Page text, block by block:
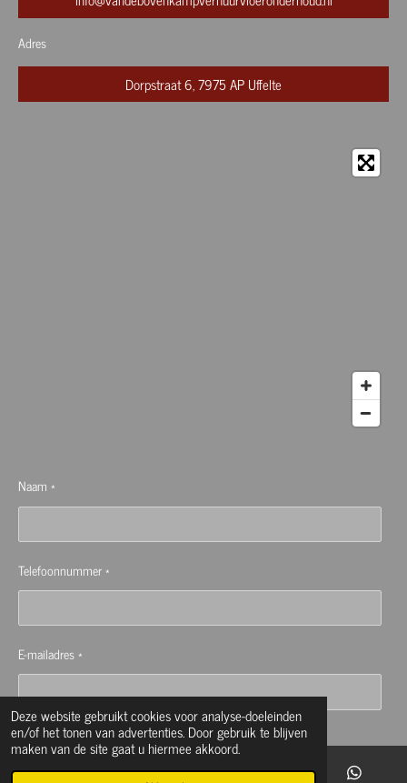
Deze website gebruikt cookies voor analyse-doeleinden
en/of het tonen van advertenties. Door gebruik te blijven
maken van de site gaat u hiermee akkoord.
Adres
Dorpstraat 6, 7975 AP Uffelte
Naam *
Telefoonnummer *
E-mailadres *
Bericht *